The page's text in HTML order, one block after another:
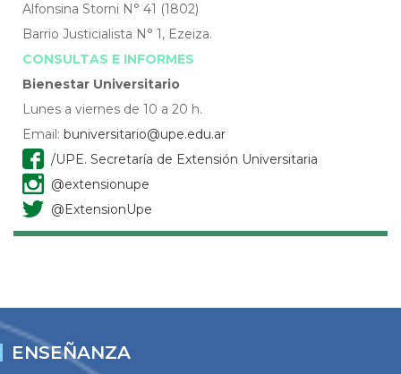
Alfonsina Storni N° 41 (1802)
Barrio Justicialista N° 1, Ezeiza.
CONSULTAS E INFORMES
Bienestar Universitario
Lunes a viernes de 10 a 20 h.
Email: buniversitario@upe.edu.ar
/UPE. Secretaría de Extensión Universitaria
@extensionupe
@ExtensionUpe
ENSEÑANZA